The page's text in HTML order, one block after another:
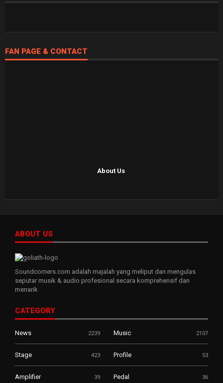
FAN PAGE & CONTACT
About Us
ABOUT US
Soundcorners.com adalah majalah yang meliput dan mengulas
seputar musik & audio profesional secara komprehensif dan
menarik
CATEGORY
News 2239 Music 2107
Stage 423 Profile 53
Amplifier 39 Pedal 36